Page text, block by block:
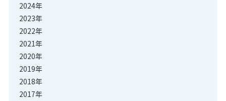
2024年
2023年
2022年
2021年
2020年
2019年
2018年
2017年